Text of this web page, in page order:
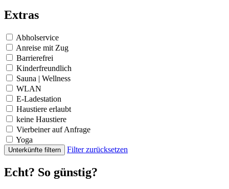
Extras
Abholservice
Anreise mit Zug
Barrierefrei
Kinderfreundlich
Sauna | Wellness
WLAN
E-Ladestation
Haustiere erlaubt
keine Haustiere
Vierbeiner auf Anfrage
Yoga
Unterkünfte filtern Filter zurücksetzen
Echt? So günstig?